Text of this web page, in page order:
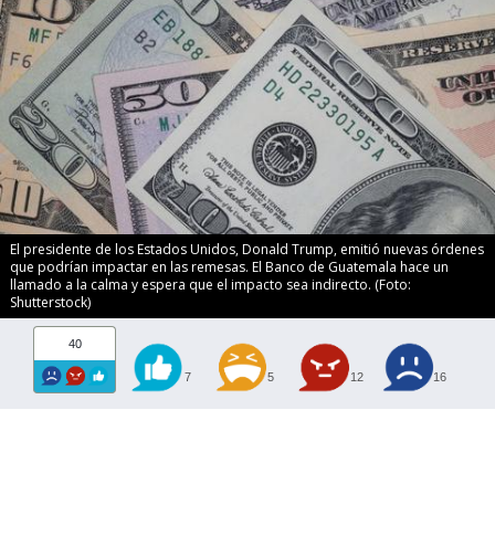
El presidente de los Estados Unidos, Donald Trump, emitió nuevas órdenes
que podrían impactar en las remesas. El Banco de Guatemala hace un
llamado a la calma y espera que el impacto sea indirecto. (Foto:
Shutterstock)
40
7 5 12 16